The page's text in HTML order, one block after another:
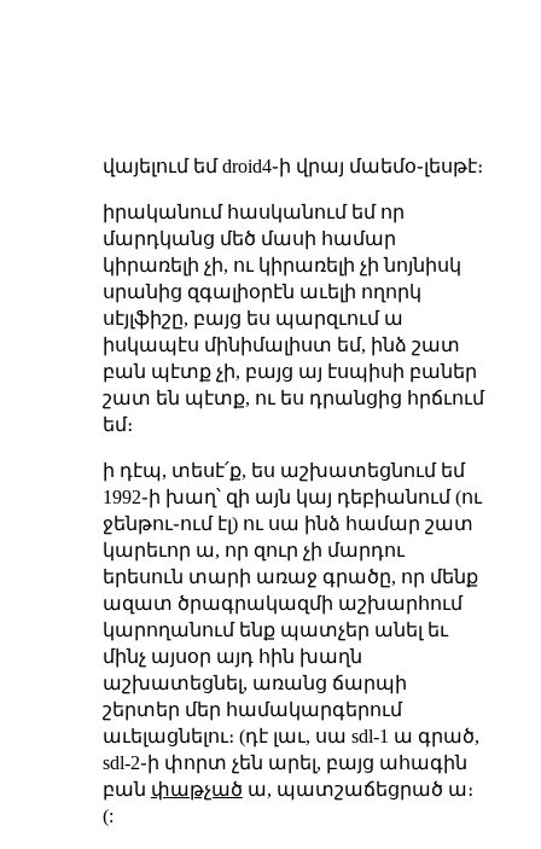
վայելում եմ droid4֊ի վրայ մաեմօ֊լեսթէ։
իրականում հասկանում եմ որ
մարդկանց մեծ մասի համար
կիրառելի չի, ու կիրառելի չի նոյնիսկ
սրանից զգալիօրէն աւելի ողորկ
սէյլֆիշը, բայց ես պարզւում ա
իսկապէս մինիմալիստ եմ, ինձ շատ
բան պէտք չի, բայց այ էսպիսի բաներ
շատ են պէտք, ու ես դրանցից հրճւում
եմ։
ի դէպ, տեսէ՛ք, ես աշխատեցնում եմ
1992֊ի խաղ՝ զի այն կայ դեբիանում (ու
ջենթու֊ում էլ) ու սա ինձ համար շատ
կարեւոր ա, որ զուր չի մարդու
երեսուն տարի առաջ գրածը, որ մենք
ազատ ծրագրակազմի աշխարհում
կարողանում ենք պատչեր անել եւ
մինչ այսօր այդ հին խաղն
աշխատեցնել, առանց ճարպի
շերտեր մեր համակարգերում
աւելացնելու։ (դէ լաւ, սա sdl-1 ա գրած,
sdl-2֊ի փորտ չեն արել, բայց ահագին
բան փաթչած ա, պատշաճեցրած ա։
(: